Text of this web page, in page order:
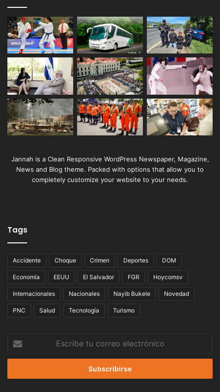
Jannah is a Clean Responsive WordPress Newspaper, Magazine,
News and Blog theme. Packed with options that allow you to
completely customize your website to your needs.
Tags
Accidente Choque Crimen Deportes DOM
Economía EEUU El Salvador FGR Hoycomsv
Internacionales Nacionales Nayib Bukele Novedad
PNC Salud Tecnología Turismo
correo